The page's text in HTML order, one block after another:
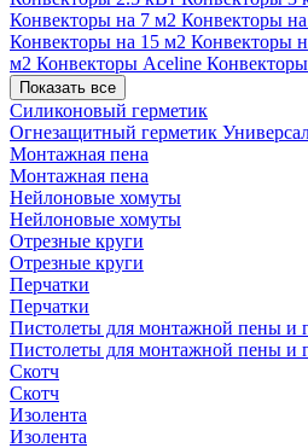
Конвекторы на 7 м2 Конвекторы
Конвекторы на 15 м2 Конвекторы
м2 Конвекторы Aceline
Показать все
Силиконовый герметик
Огнезащитный герметик
Монтажная пена
Монтажная пена
Нейлоновые хомуты
Нейлоновые хомуты
Отрезные круги
Отрезные круги
Перчатки
Перчатки
Пистолеты для монтажной пены и
Пистолеты для монтажной пены и
Скотч
Скотч
Изолента
Изолента